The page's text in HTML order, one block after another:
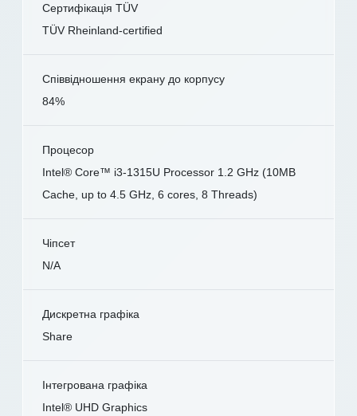
Сертифікація TÜV
TÜV Rheinland-certified
Співвідношення екрану до корпусу
84%
Процесор
Intel® Core™ i3-1315U Processor 1.2 GHz (10MB
Cache, up to 4.5 GHz, 6 cores, 8 Threads)
Чіпсет
N/A
Дискретна графіка
Share
Інтегрована графіка
Intel® UHD Graphics